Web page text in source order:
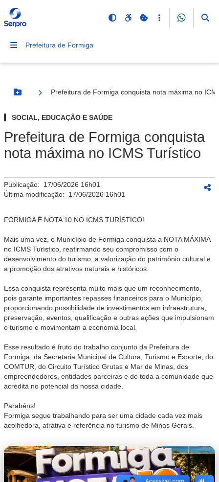
Prefeitura de Formiga
Botão Menu
Prefeitura de Formiga conquista nota máxima no
SOCIAL, EDUCAÇÃO E SAÚDE
Prefeitura de Formiga conquista
nota máxima no ICMS Turístico
Publicação: 17/06/2026 16h01
Última modificação: 17/06/2026 16h01
FORMIGA É NOTA 10 NO ICMS TURÍSTICO!
Mais uma vez, o Município de Formiga conquista a NOTA MÁXIMA
no ICMS Turístico, reafirmando seu compromisso com o
desenvolvimento do turismo, a valorização do patrimônio cultural e
a promoção dos atrativos naturais e históricos.
Essa conquista representa muito mais que um reconhecimento,
pois garante importantes repasses financeiros para o Município,
proporcionando possibilidade de investimentos em infraestrutura,
preservação, eventos, qualificação e outras ações que impulsionam
o turismo e movimentam a economia local.
Esse resultado é fruto do trabalho conjunto da Prefeitura de
Formiga, da Secretaria Municipal de Cultura, Turismo e Esporte, do
COMTUR, do Circuito Turístico Grutas e Mar de Minas, dos
empreendedores, entidades parceiras e de toda a comunidade que
acredita no potencial da nossa cidade.
Parabéns!
Formiga segue trabalhando para ser uma cidade cada vez mais
acolhedora, atrativa e referência no turismo de Minas Gerais.